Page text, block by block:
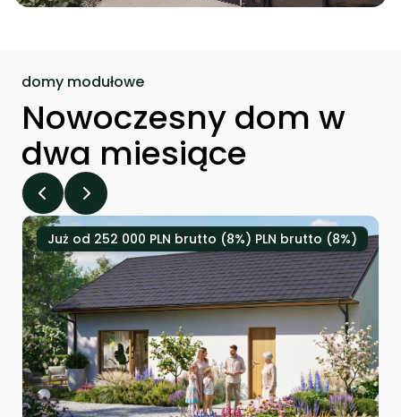
domy modułowe
Nowoczesny dom w
dwa miesiące
Już od 252 000 PLN brutto (8%) PLN brutto (8%)